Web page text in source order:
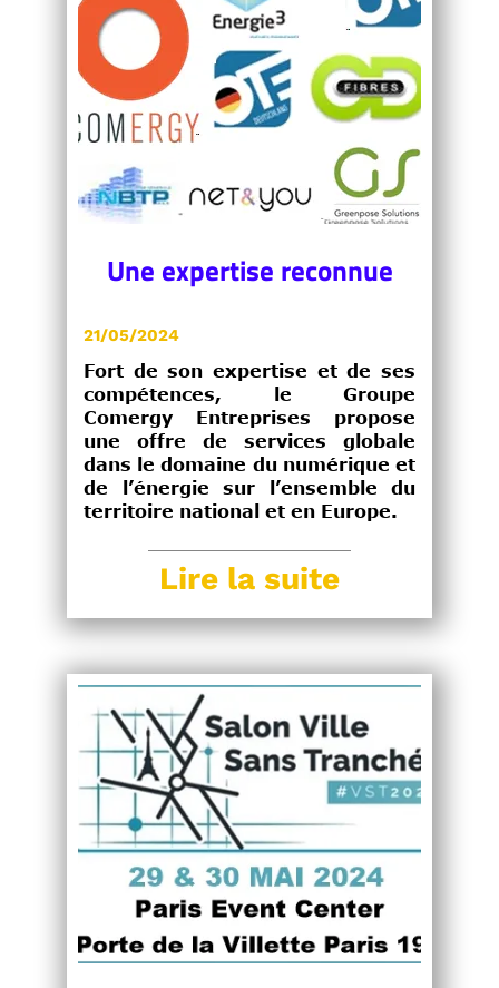
Une expertise reconnue
21/05/2024
Fort de son expertise et de ses
compétences, le Groupe
Comergy Entreprises propose
une offre de services globale
dans le domaine du numérique et
de l’énergie sur l’ensemble du
territoire national et en Europe.
Lire la suite